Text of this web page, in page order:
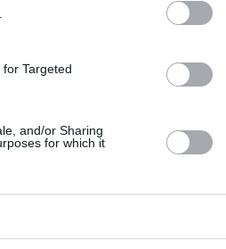
Targeted
and/or Sharing
for which it